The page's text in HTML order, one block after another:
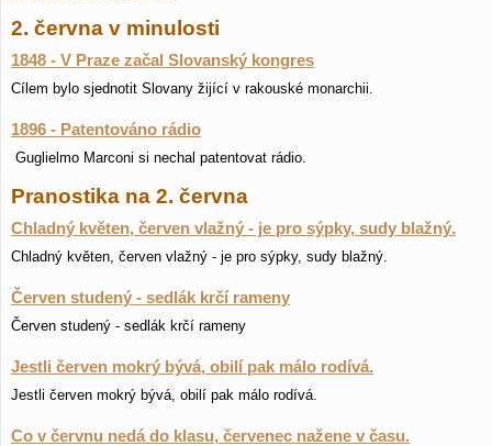
2. června v minulosti
1848 - V Praze začal Slovanský kongres
Cílem bylo sjednotit Slovany žijící v rakouské monarchii.
1896 - Patentováno rádio
Guglielmo Marconi si nechal patentovat rádio.
Pranostika na 2. června
Chladný květen, červen vlažný - je pro sýpky, sudy blažný.
Chladný květen, červen vlažný - je pro sýpky, sudy blažný.
Červen studený - sedlák krčí rameny
Červen studený - sedlák krčí rameny
Jestli červen mokrý bývá, obilí pak málo rodívá.
Jestli červen mokrý bývá, obilí pak málo rodívá.
Co v červnu nedá do klasu, červenec nažene v času.